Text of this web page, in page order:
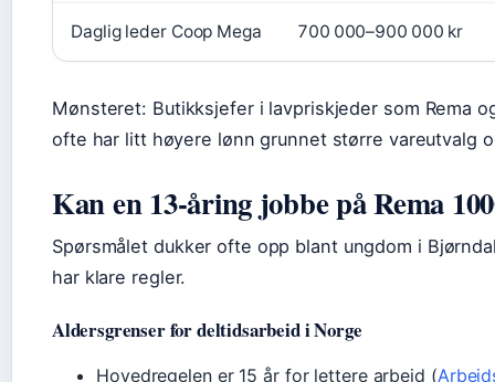
Daglig leder Coop Mega 700 000–900 000 kr
Mønsteret: Butikksjefer i lavpriskjeder som Rema
ofte har litt høyere lønn grunnet større vareutvalg
Kan en 13-åring jobbe på Rema
Spørsmålet dukker ofte opp blant ungdom i
har klare regler.
Aldersgrenser for deltidsarbeid i Norge
Hovedregelen er 15 år for lettere arbeid (